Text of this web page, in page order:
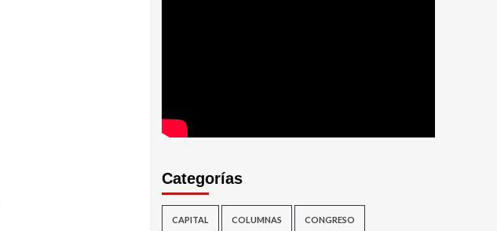
Categorías
CAPITAL COLUMNAS CONGRESO